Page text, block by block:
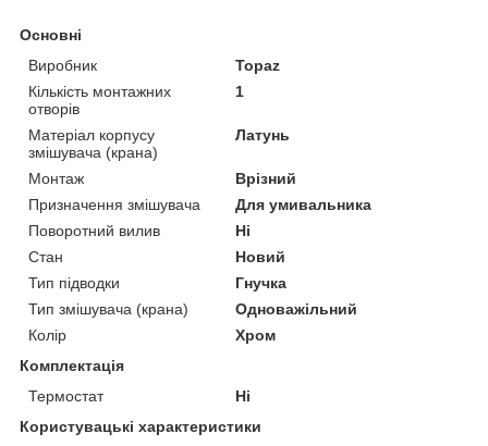
Основні
Виробник
Topaz
Кількість монтажних
отворів
1
Матеріал корпусу
змішувача (крана)
Латунь
Монтаж
Врізний
Призначення змішувача
Для умивальника
Поворотний вилив
Ні
Стан
Новий
Тип підводки
Гнучка
Тип змішувача (крана)
Одноважільний
Колір
Хром
Комплектація
Термостат
Ні
Користувацькi характеристики